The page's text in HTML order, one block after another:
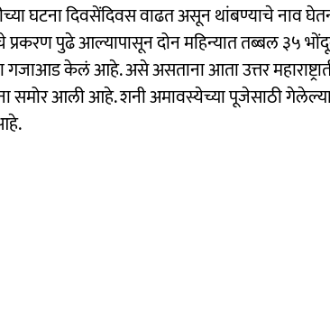
घटना दिवसेंदिवस वाढत असून थांबण्याचे नाव
पुढे आल्यापासून दोन महिन्यात तब्बल ३५
केलं आहे. असे असताना आता उत्तर
समोर आली आहे. शनी अमावस्येच्या पूजेसाठी गेलेल्या